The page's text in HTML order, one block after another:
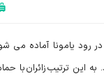
رود یامونا آماده می
این ترتیبزائرانبا